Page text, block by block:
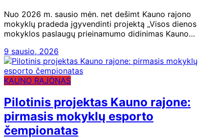
Nuo 2026 m. sausio mėn. net dešimt Kauno rajono
mokyklų pradeda įgyvendinti projektą „Visos dienos
mokyklos paslaugų prieinamumo didinimas Kauno…
9 sausio, 2026
KAUNO RAJONAS
Pilotinis projektas Kauno rajone:
pirmasis mokyklų esporto
čempionatas